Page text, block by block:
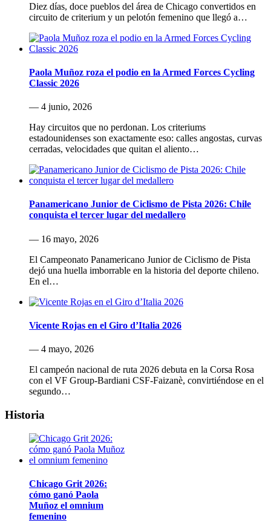
Diez días, doce pueblos del área de Chicago convertidos en
circuito de criterium y un pelotón femenino que llegó a…
Paola Muñoz roza el podio en la Armed Forces Cycling
Classic 2026
— 4 junio, 2026
Hay circuitos que no perdonan. Los criteriums
estadounidenses son exactamente eso: calles angostas, curvas
cerradas, velocidades que quitan el aliento…
Panamericano Junior de Ciclismo de Pista 2026: Chile
conquista el tercer lugar del medallero
— 16 mayo, 2026
El Campeonato Panamericano Junior de Ciclismo de Pista
dejó una huella imborrable en la historia del deporte chileno.
En el…
Vicente Rojas en el Giro d’Italia 2026
— 4 mayo, 2026
El campeón nacional de ruta 2026 debuta en la Corsa Rosa
con el VF Group-Bardiani CSF-Faizanè, convirtiéndose en el
segundo…
Historia
Chicago Grit 2026:
cómo ganó Paola
Muñoz el omnium
femenino